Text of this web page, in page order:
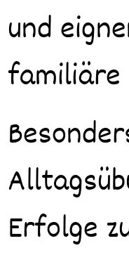
und
familiäre
Erfolge